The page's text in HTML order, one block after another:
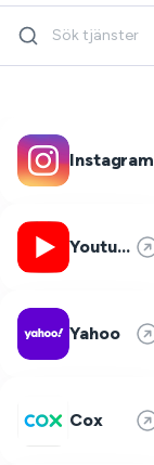
Instagram
Youtube
Yahoo
Cox